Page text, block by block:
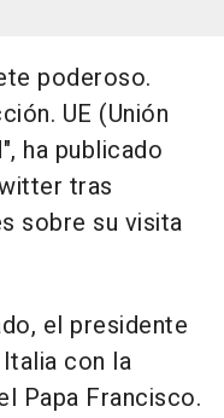
poderoso.
UE (Unión
ha publicado
tras
sobre su visita
el presidente
con la
Papa Francisco.